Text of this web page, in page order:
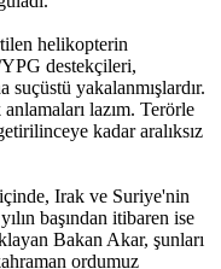
helikopterin
destekçileri,
yakalanmışlardır.
lazım. Terörle
kadar aralıksız
Irak ve Suriye'nin
başından itibaren ise
Bakan Akar, şunları
ordumuz